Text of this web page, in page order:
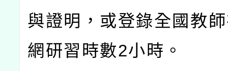
與證明，或登錄全國教
網研習時數2小時。